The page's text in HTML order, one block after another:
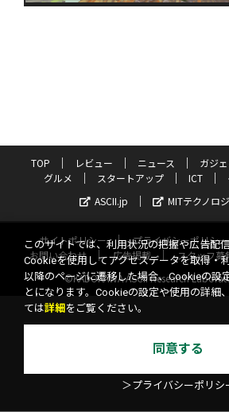
TOP レビュー ニュース ガジ
グルメ
スタートアップ ICT
ASCII.jp
MITテクノロ
サイトポリシー プライバシーポリシー
お問い合わせ
広告掲載 スタッフ募
©KADOKAWA ASCII Research
このサイトでは、利用状況の把握や広告配
Cookieを使用してアクセスデータを取得・
以降のページに遷移した場合、Cookieの設
とになります。Cookieの設定や使用の詳細
ては詳細 をご覧ください。
同意する
＞プライバシーポリシ